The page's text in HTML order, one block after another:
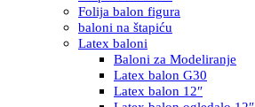
Folija balon figura
baloni na štapiću
Latex baloni
Baloni za Modeliranje
Latex balon G30
Latex balon 12″